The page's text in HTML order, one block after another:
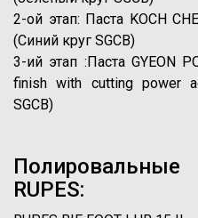
2-ой этап: Паста KOCH
(Синий круг SGCB)
3-ий этап :Паста GYEON
finish with cutting power
SGCB)
RUPES: